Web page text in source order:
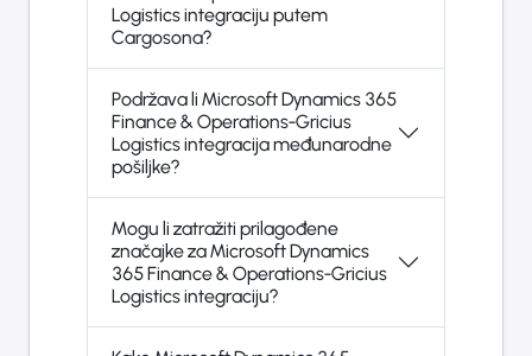
Logistics integraciju putem
Cargosona?
Podržava li Microsoft Dynamics 365
Finance & Operations-Gricius
Logistics integracija međunarodne
pošiljke?
Mogu li zatražiti prilagođene
značajke za Microsoft Dynamics
365 Finance & Operations-Gricius
Logistics integraciju?